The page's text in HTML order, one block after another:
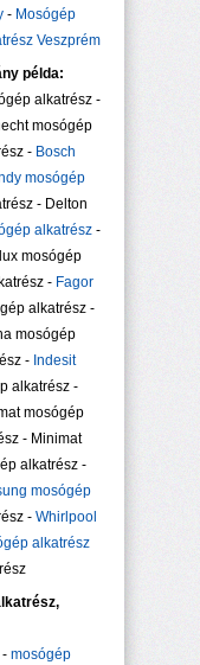
- Mosógép
Veszprém
példa:
alkatrész -
mosógép
- Bosch
mosógép
- Delton
alkatrész -
mosógép
- Fagor
alkatrész -
mosógép
- Indesit
alkatrész -
mosógép
- Minimat
alkatrész -
mosógép
- Whirlpool
alkatrész
- mosógép